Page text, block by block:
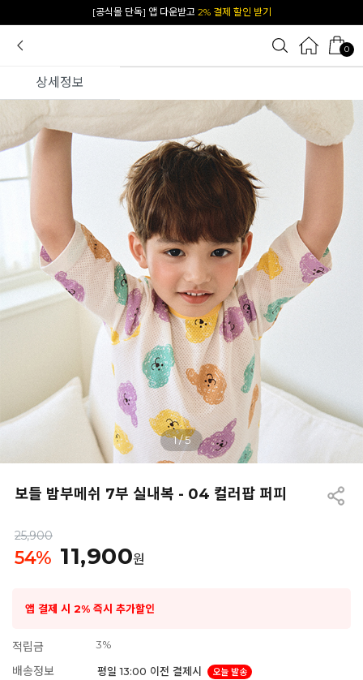
카카오 플친 추가하면1천원 즉시 할인 쿠폰
0
상세정보
1/5
보들 밤부메쉬 7부 실내복 - 04 컬러팝 퍼피
25,900
54% 11,900원
앱 결제 시 2% 즉시 추가할인
적립금 3%
배송정보 평일 13:00 이전 결제시
오늘 발송